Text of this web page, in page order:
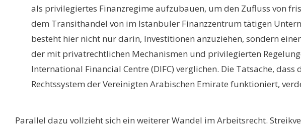
als privilegiertes Finanzregime aufzubauen, um den Zufluss von
dem Transithandel von im Istanbuler Finanzzentrum tätigen
besteht hier nicht nur darin, Investitionen anzuziehen, sondern
der mit privatrechtlichen Mechanismen und privilegierten
International Financial Centre (DIFC) verglichen. Die Tatsache,
Rechtssystem der Vereinigten Arabischen Emirate funktioniert,
Parallel dazu vollzieht sich ein weiterer Wandel im Arbeitsrecht.